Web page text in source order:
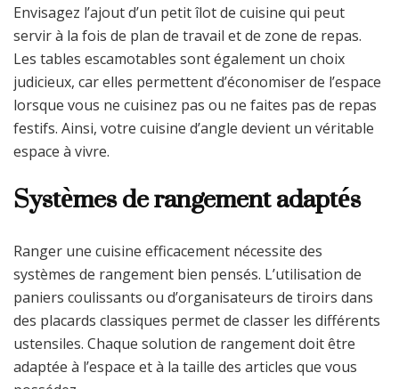
Envisagez l’ajout d’un petit îlot de cuisine qui peut
servir à la fois de plan de travail et de zone de repas.
Les tables escamotables sont également un choix
judicieux, car elles permettent d’économiser de l’espace
lorsque vous ne cuisinez pas ou ne faites pas de repas
festifs. Ainsi, votre cuisine d’angle devient un véritable
espace à vivre.
Systèmes de rangement adaptés
Ranger une cuisine efficacement nécessite des
systèmes de rangement bien pensés. L’utilisation de
paniers coulissants ou d’organisateurs de tiroirs dans
des placards classiques permet de classer les différents
ustensiles. Chaque solution de rangement doit être
adaptée à l’espace et à la taille des articles que vous